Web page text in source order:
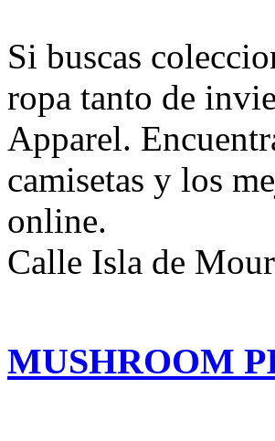
Si buscas
ropa tanto de
Apparel.
camisetas y los
online.
Calle Isla de
MUSHROOM